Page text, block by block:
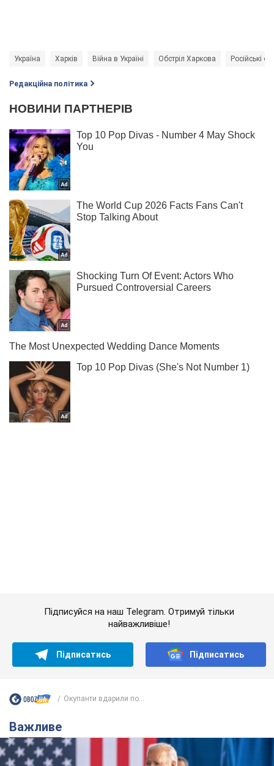
Україна Харків Війна в Україні Обстріл Харкова Російські
Редакційна політика
перший симптом, який сигналізував про його
"агресивний" рак
Спершу лікарі не надали цьому належної уваги